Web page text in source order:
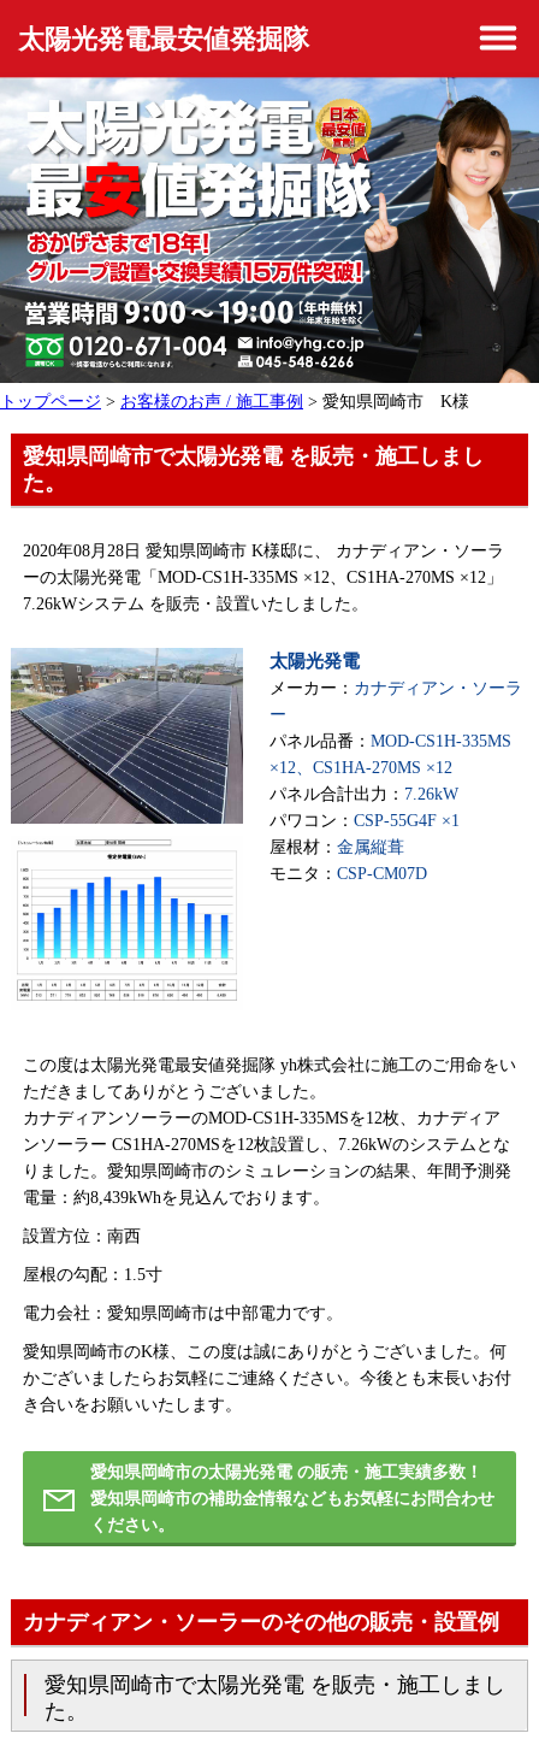
太陽光発電最安値発掘隊
トップページ > お客様のお声 / 施工事例 > 愛知県岡崎市 K様
愛知県岡崎市で太陽光発電 を販売・施工しまし
た。
2020年08月28日 愛知県岡崎市 K様邸に、 カナディアン・ソーラ
ーの太陽光発電「MOD-CS1H-335MS ×12、CS1HA-270MS ×12」
7.26kWシステム を販売・設置いたしました。
太陽光発電
メーカー： カナディアン・ソーラ
ー
パネル品番： MOD-CS1H-335MS
×12、CS1HA-270MS ×12
パネル合計出力： 7.26kW
パワコン： CSP-55G4F ×1
屋根材： 金属縦葺
モニタ： CSP-CM07D
この度は太陽光発電最安値発掘隊 yh株式会社に施工のご用命をい
ただきましてありがとうございました。
カナディアンソーラーのMOD-CS1H-335MSを12枚、カナディア
ンソーラー CS1HA-270MSを12枚設置し、7.26kWのシステムとな
りました。愛知県岡崎市のシミュレーションの結果、年間予測発
電量：約8,439kWhを見込んでおります。
設置方位：南西
屋根の勾配：1.5寸
電力会社：愛知県岡崎市は中部電力です。
愛知県岡崎市のK様、この度は誠にありがとうございました。何
かございましたらお気軽にご連絡ください。今後とも末長いお付
き合いをお願いいたします。
愛知県岡崎市の太陽光発電 の販売・施工実績多数！
愛知県岡崎市の補助金情報などもお気軽にお問合わせ
ください。
カナディアン・ソーラーのその他の販売・設置例
愛知県岡崎市で太陽光発電 を販売・施工しまし
た。